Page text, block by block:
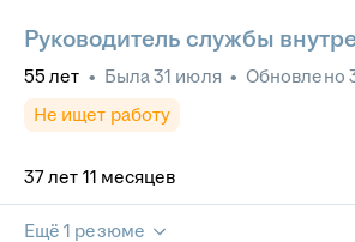
Руководитель службы
55 лет • Была31 июля • Обновлено
Не ищет работу
37лет 11 месяцев
Ещё 1 резюме